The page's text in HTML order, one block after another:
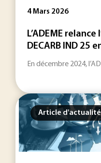
4 Mars 2026
L’ADEME
DECARB IND 25
En décembre 2024,
Article d'actualité